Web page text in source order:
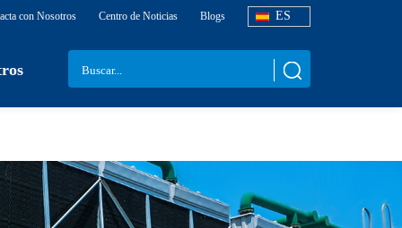
ES
Blogs
Centro de Noticias
con Nosotros